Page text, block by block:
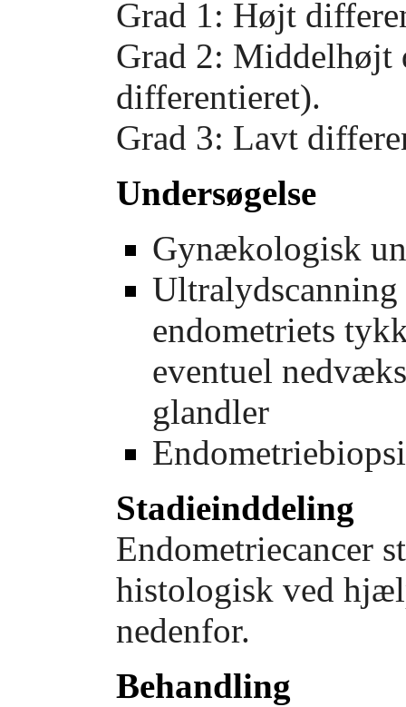
Grad 1: Højt
Grad 2: Middelhøjt
differentieret).
Grad 3: Lavt
Undersøgelse
Gynækologisk
Ultralydscanning
endometriets
eventuel
glandler
Stadieinddeling
Endometriecancer
histologisk ved
nedenfor.
Behandling